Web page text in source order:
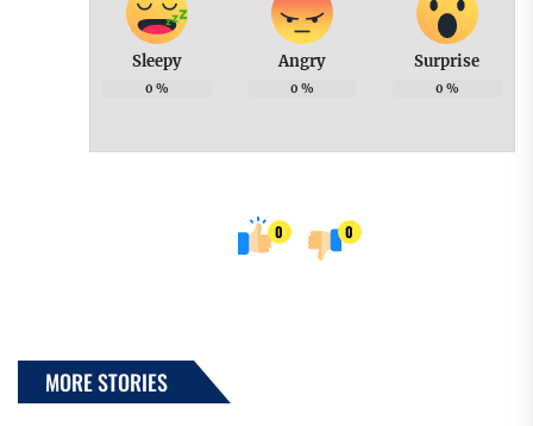
Sleepy
0 %
Angry
0 %
Surprise
0 %
0 0
MORE STORIES